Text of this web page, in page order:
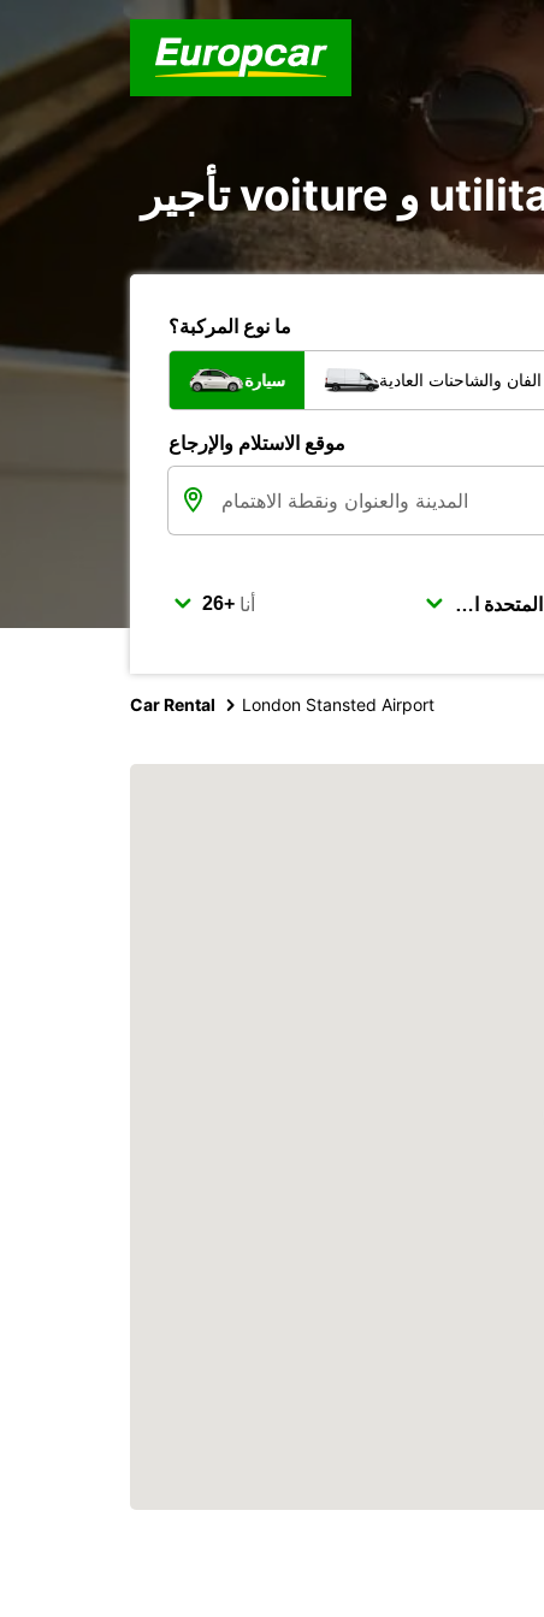
ما نوع المركبة؟
سيارة والشاحنات العادية
موقع الاستلام والإرجاع
أنا
Car Rental London Stansted Airport